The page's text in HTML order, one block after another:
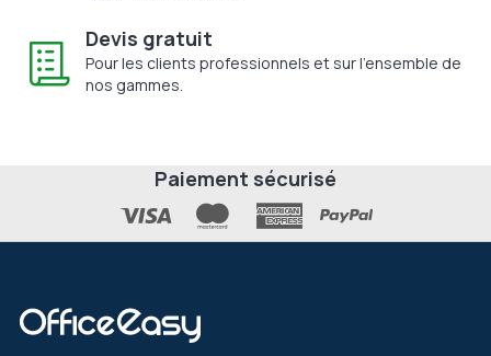
Devis gratuit
Pour les clients professionnels et sur l'ensemble de
nos gammes.
Paiement sécurisé